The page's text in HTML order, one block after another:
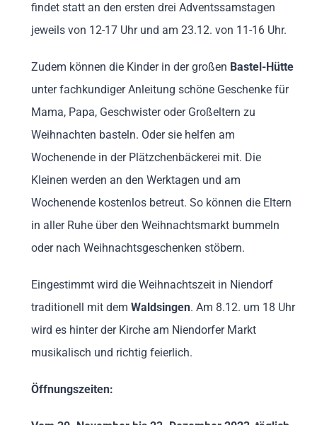
findet statt an den ersten drei Adventssamstagen
jeweils von 12-17 Uhr und am 23.12. von 11-16 Uhr.
Zudem können die Kinder in der großen Bastel-Hütte
unter fachkundiger Anleitung schöne Geschenke für
Mama, Papa, Geschwister oder Großeltern zu
Weihnachten basteln. Oder sie helfen am
Wochenende in der Plätzchenbäckerei mit. Die
Kleinen werden an den Werktagen und am
Wochenende kostenlos betreut. So können die Eltern
in aller Ruhe über den Weihnachtsmarkt bummeln
oder nach Weihnachtsgeschenken stöbern.
Eingestimmt wird die Weihnachtszeit in Niendorf
traditionell mit dem Waldsingen. Am 8.12. um 18 Uhr
wird es hinter der Kirche am Niendorfer Markt
musikalisch und richtig feierlich.
Öffnungszeiten: